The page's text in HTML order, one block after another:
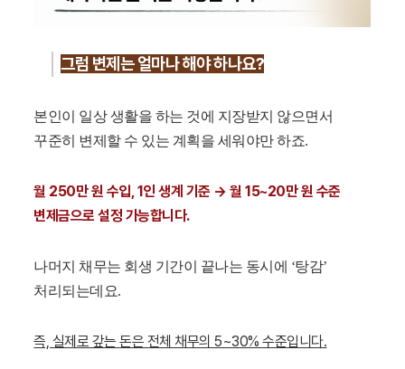
그럼 변제는 얼마나 해야 하나요?
본인이 일상 생활을 하는 것에 지장받지 않으면서
꾸준히 변제할 수 있는 계획을 세워야만 하죠.
월 250만 원 수입, 1인 생계 기준 → 월 15~20만 원 수준
변제금으로 설정 가능합니다.
나머지 채무는 회생 기간이 끝나는 동시에 ‘탕감’
처리되는데요.
즉, 실제로 갚는 돈은 전체 채무의 5~30% 수준입니다.